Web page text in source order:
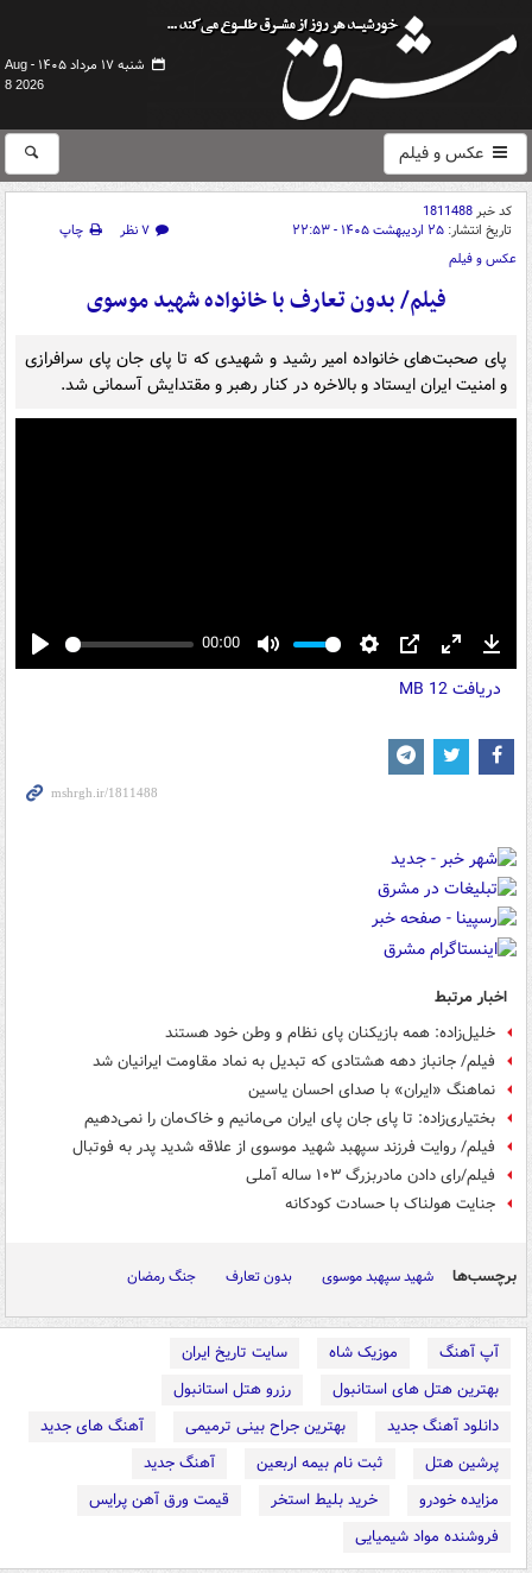
شنبه ۱۷ مرداد ۱۴۰۵ -
Aug
8 2026
عکس و فیلم
کد خبر1811488
تاریخ انتشار: ۲۵ اردیبهشت ۱۴۰۵ - ۲۲:۵۳ ۷ نظر
چاپ
عکس و فیلم
فیلم/ بدون تعارف با خانواده شهید موسوی
پای صحبت‌های خانواده امیر رشید و شهیدی که تا پای جان پای سرافرازی
و امنیت ایران ایستاد و بالاخره در کنار رهبر و مقتدایش آسمانی شد.
Play
00:00
Mute Settings
PIP Enter
fullscreen
دریافت12 MB
اخبار مرتبط
خلیل‌زاده: همه بازیکنان پای نظام و وطن خود هستند
فیلم/ جانباز دهه هشتادی که تبدیل به نماد مقاومت ایرانیان شد
نماهنگ «ایران» با صدای احسان یاسین
بختیاری‌زاده: تا پای جان پای ایران می‌مانیم و خاک‌مان را نمی‌دهیم
فیلم/ روایت فرزند سپهبد شهید موسوی از علاقه شدید پدر به فوتبال
فیلم/رای دادن مادربزرگ ۱۰۳ ساله آملی
جنایت هولناک با حسادت کودکانه
برچسب‌ها شهید سپهبد موسوی بدون تعارف جنگ رمضان
آپ آهنگ موزیک شاه
سایت تاریخ ایران
بهترین هتل های استانبول
رزرو هتل استانبول
دانلود آهنگ جدید
بهترین جراح بینی ترمیمی
آهنگ های جدید
پرشین هتل
ثبت نام بیمه اربعین
آهنگ جدید
مزایده خودرو
خرید بلیط استخر
قیمت ورق آهن پرایس
فروشنده مواد شیمیایی